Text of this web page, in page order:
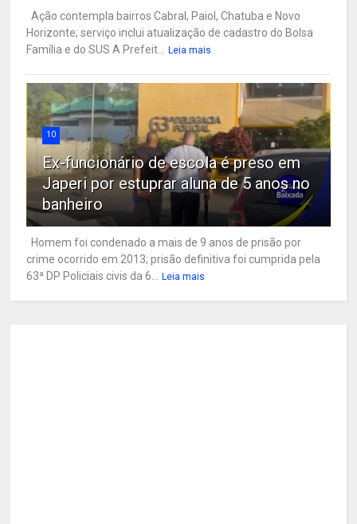
Ação contempla bairros Cabral, Paiol, Chatuba e Novo
Horizonte; serviço inclui atualização de cadastro do Bolsa
Família e do SUS A Prefeit... Leia mais
10
Ex-funcionário de escola é preso em
Japeri por estuprar aluna de 5 anos no
banheiro
Homem foi condenado a mais de 9 anos de prisão por
crime ocorrido em 2013; prisão definitiva foi cumprida pela
63ª DP Policiais civis da 6... Leia mais